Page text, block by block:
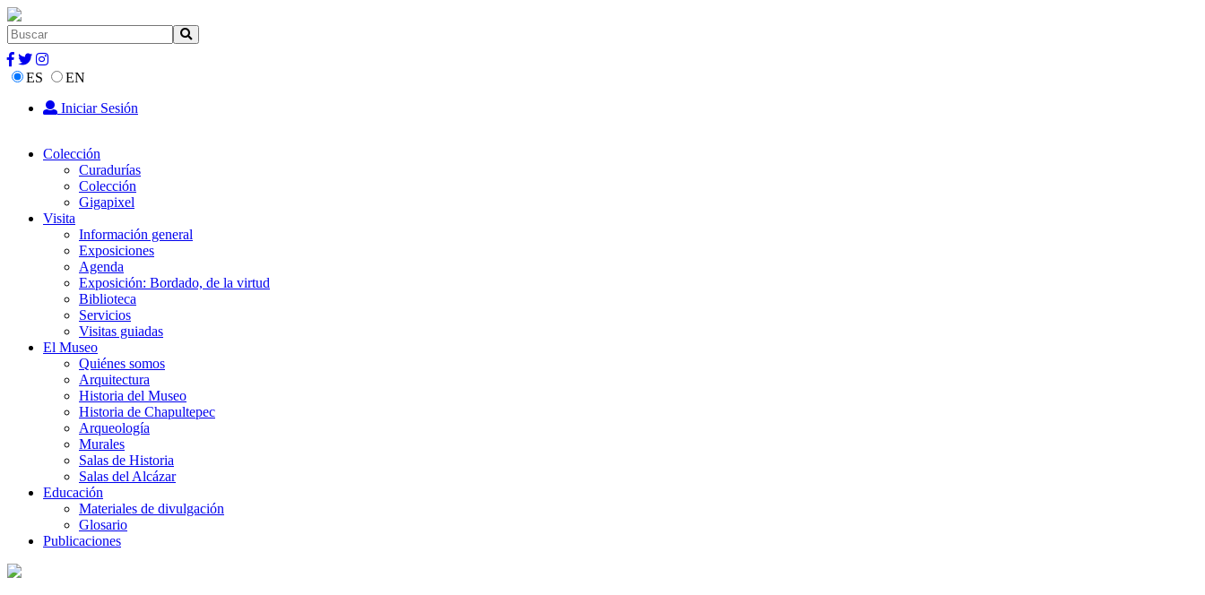
ES
EN
Iniciar Sesión
Colección
Curadurías
Colección
Gigapixel
Visita
Información general
Exposiciones
Agenda
Exposición: Bordado, de la virtud
Biblioteca
Servicios
Visitas guiadas
El Museo
Quiénes somos
Arquitectura
Historia del Museo
Historia de Chapultepec
Arqueología
Murales
Salas de Historia
Salas del Alcázar
Educación
Materiales de divulgación
Glosario
Publicaciones